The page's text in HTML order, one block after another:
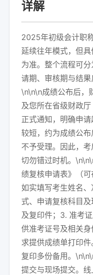
详解
2025年初级会计职
延续往年模式，但
为准。整个流程可
请期、审核期与结果
\n\n\n成绩公布后，
及您所在省级财政
正式通知，明确申
较短，约为成绩公
不予受理。因此，考
切勿错过时机。
绩复核申请表》（
如实填写考生姓名
式、申请复核科目
及复印件；3. 准考
供准考证号及相关
求提供成绩单打印
复印多份备用。
提交与现场提交。